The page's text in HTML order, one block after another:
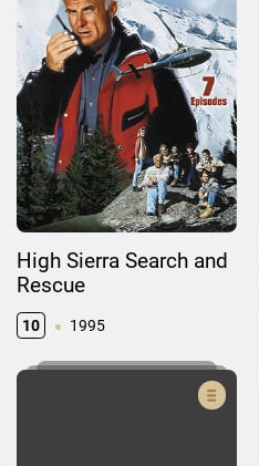
High Sierra Search and
Rescue
10 1995